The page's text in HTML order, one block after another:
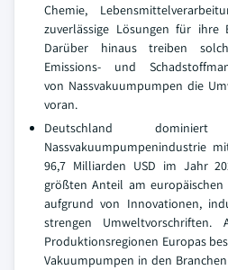
Chemie,
zuverlässige Lösungen für ihre
Darüber hinaus treiben
Emissions- und
von Nassvakuumpumpen die
voran.
Deutschland
Nassvakuumpumpenindustrie
96,7 Milliarden USD im Jahr
größten Anteil am
aufgrund von Innovationen,
strengen
Produktionsregionen Europas
Vakuumpumpen in den